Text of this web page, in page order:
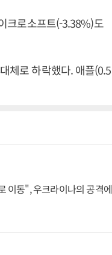
크로소프트(-3.38%)도
체로 하락했다. 애플(0.5
이동", 우크라이나의 공격에